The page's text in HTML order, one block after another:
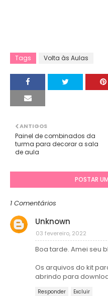
Tags Volta às Aulas
ANTIGOS
Painel de combinados da
turma para decorar a sala
de aula
POSTAR
1 Comentários
Unknown
03 fevereiro, 2022
Boa tarde. Amei seu
Os arquivos do kit
abrindo para
Responder Excluir